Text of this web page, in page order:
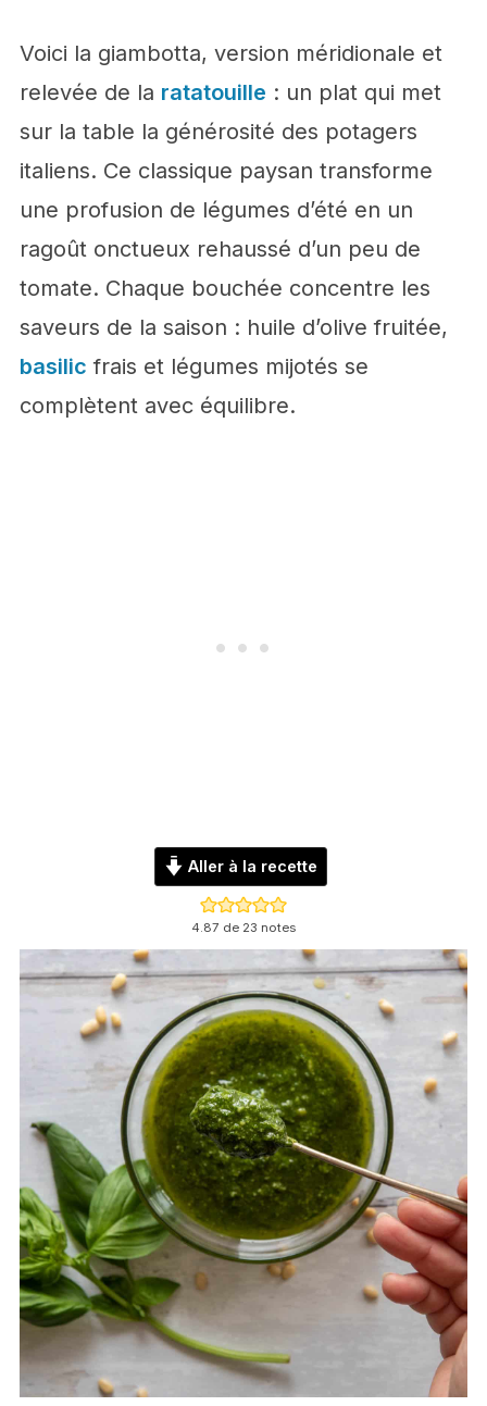
Voici la giambotta, version méridionale et
relevée de la ratatouille : un plat qui met
sur la table la générosité des potagers
italiens. Ce classique paysan transforme
une profusion de légumes d’été en un
ragoût onctueux rehaussé d’un peu de
tomate. Chaque bouchée concentre les
saveurs de la saison : huile d’olive fruitée,
basilic frais et légumes mijotés se
complètent avec équilibre.
Aller à la recette
4.87 de 23 notes